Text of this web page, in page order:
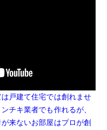
戸建て住宅では創れませ
チキ業者でも作れるが、
来ないお部屋はプロが創